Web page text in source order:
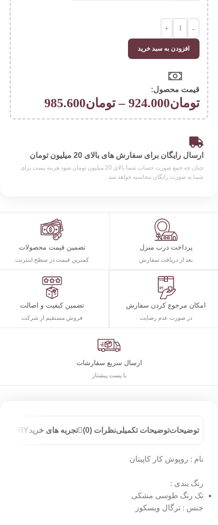
-
+
افزودن به سبد خرید
قیمت محصول:​
تومان924.000
– تومان985.600
ارسال رایگان برای سفارش های بالای 20 میلیون تومان
چنان چه جمع صورت حساب شما بالای 20 میلیون تومان شود هزینه پست برای
شما به صورت رایگان محاسبه خواهد شد.
پرداخت درب منزل
بعد از دریافت سفارش
تضمین قیمت محصولات
کمترین قیمت در سطح اینترنت
امکان مرجوع کردن سفارش
در صورت عدم رضایت
تضمین کیفیت و اصالت
فروش مستقیم از شرکت
ارسال سریع سفارشات
با پست پیشتاز
توضیحاتتوضیحات تکمیلینظرات (0) تجربه های خرید
نام : روپوش کار کاپیتان
رنگ بندی :
تک رنگ طوسی مشکی
جنس : ترگال ویسکوز